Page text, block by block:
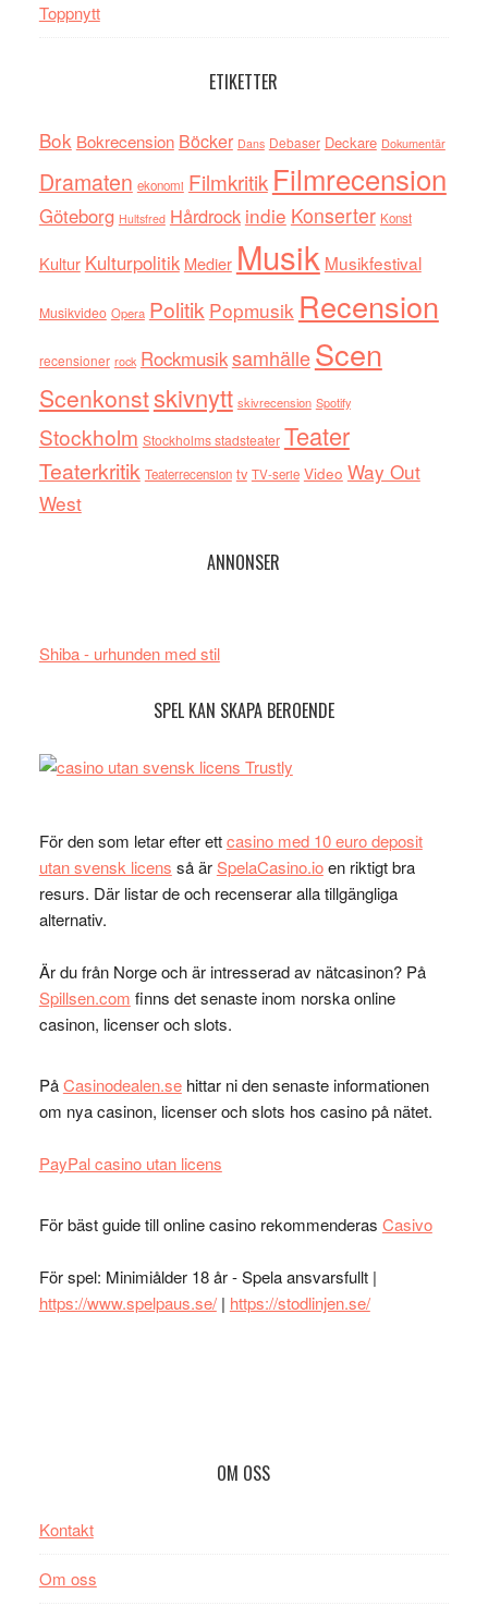
Toppnytt
ETIKETTER
Bok Bokrecension Böcker Dans Debaser Deckare Dokumentär
Dramaten ekonomi Filmkritik Filmrecension
Göteborg Hultsfred Hårdrock indie Konserter Konst
Kultur Kulturpolitik Medier Musik Musikfestival
Musikvideo Opera Politik Popmusik Recension
recensioner rock RockmusiksamhälleScen
Scenkonstskivnytt skivrecension Spotify
Stockholm Stockholms stadsteater Teater
Teaterkritik Teaterrecension tv TV-serie Video Way Out
West
ANNONSER
Shiba - urhunden med stil
SPEL KAN SKAPA BEROENDE
För den som letar efter ettcasino med 10 euro deposit
utan svensk licens så ärSpelaCasino.ioen riktigt bra
resurs. Där listar de och recenserar alla tillgängliga
alternativ.
Är du från Norge och är intresserad av nätcasinon? På
Spillsen.com finns det senaste inom norska online
casinon, licenser och slots.
PåCasinodealen.sehittar ni den senaste informationen
om nya casinon, licenser och slots hos casino på nätet.
PayPal casino utan licens
För bäst guide till online casino rekommenderas Casivo
För spel: Minimiålder 18 år - Spela ansvarsfullt |
https://www.spelpaus.se/| https://stodlinjen.se/
OM OSS
Kontakt
Om oss